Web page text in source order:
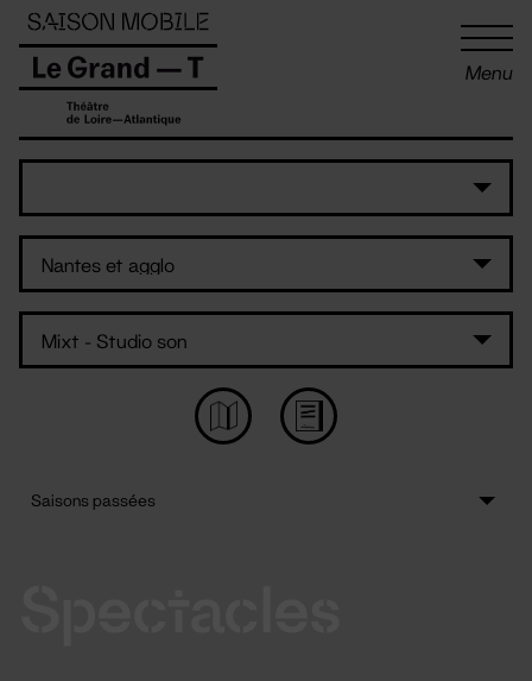
Menu
Panneau de gestion des cookies